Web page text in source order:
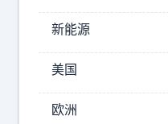
上
中
问
新能源
美国
欧洲